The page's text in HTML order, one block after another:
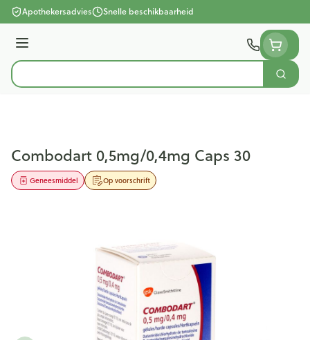
Ga naar de inhoud
Apothekersadvies Snelle beschikbaarheid
Menu
Product, merk, categorie... Zoek
Combodart 0,5mg/0,4mg Caps 30
Op voorschrift
Geneesmiddel